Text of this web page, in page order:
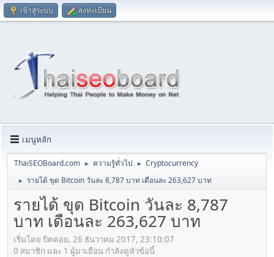
เข้าสู่ระบบ ลงทะเบียน
เมนูหลัก
ThaiSEOBoard.com ► ความรู้ทั่วไป ► Cryptocurrency
► รายได้ ขุด Bitcoin วันละ 8,787 บาท เดือนละ 263,627 บาท
รายได้ ขุด Bitcoin วันละ 8,787
บาท เดือนละ 263,627 บาท
เริ่มโดย บิตคอย, 26 ธันวาคม 2017, 23:10:07
0 สมาชิก และ 1 ผู้มาเยือน กำลังดูหัวข้อนี้